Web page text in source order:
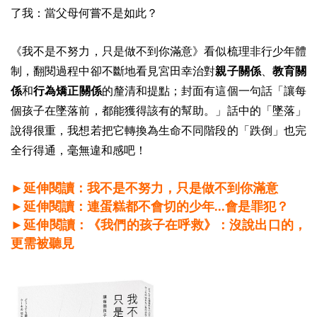
了我：當父母何嘗不是如此？
《我不是不努力，只是做不到你滿意》看似梳理非行少年體
制，翻閱過程中卻不斷地看見宮田幸治對親子關係、 教育關
係和行為矯正關係的釐清和提點；封面有這個一句話「讓每
個孩子在墜落前，都能獲得該有的幫助。」話中的「墜落」
說得很重，我想若把它轉換為生命不同階段的「跌倒」也完
全行得通，毫無違和感吧！
►延伸閱讀：我不是不努力，只是做不到你滿意
►延伸閱讀：連蛋糕都不會切的少年...會是罪犯？
► 延伸閱讀：《我們的孩子在呼救》：沒說出口的，
更需被聽見